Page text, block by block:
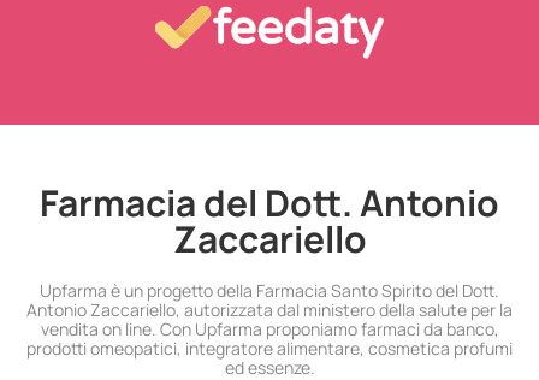
Farmacia del Dott. Antonio
Zaccariello
Upfarma è un progetto della Farmacia Santo Spirito del Dott.
Antonio Zaccariello, autorizzata dal ministero della salute per la
vendita on line. Con Upfarma proponiamo farmaci da banco,
prodotti omeopatici, integratore alimentare, cosmetica profumi
ed essenze.